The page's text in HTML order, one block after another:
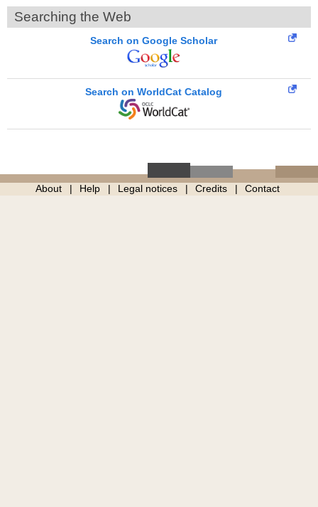
Searching the Web
Search on Google Scholar
Search on WorldCat Catalog
About Help Legal notices Credits Contact